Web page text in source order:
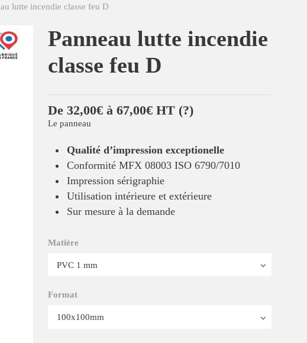
lutte incendie classe feu D
Panneau lutte incendie
classe feu D
De 32,00€ à 67,00€ HT (?)
Le panneau
Qualité d’impression exceptionelle
Conformité MFX 08003 ISO 6790/7010
Impression sérigraphie
Utilisation intérieure et extérieure
Sur mesure à la demande
Matière
Format